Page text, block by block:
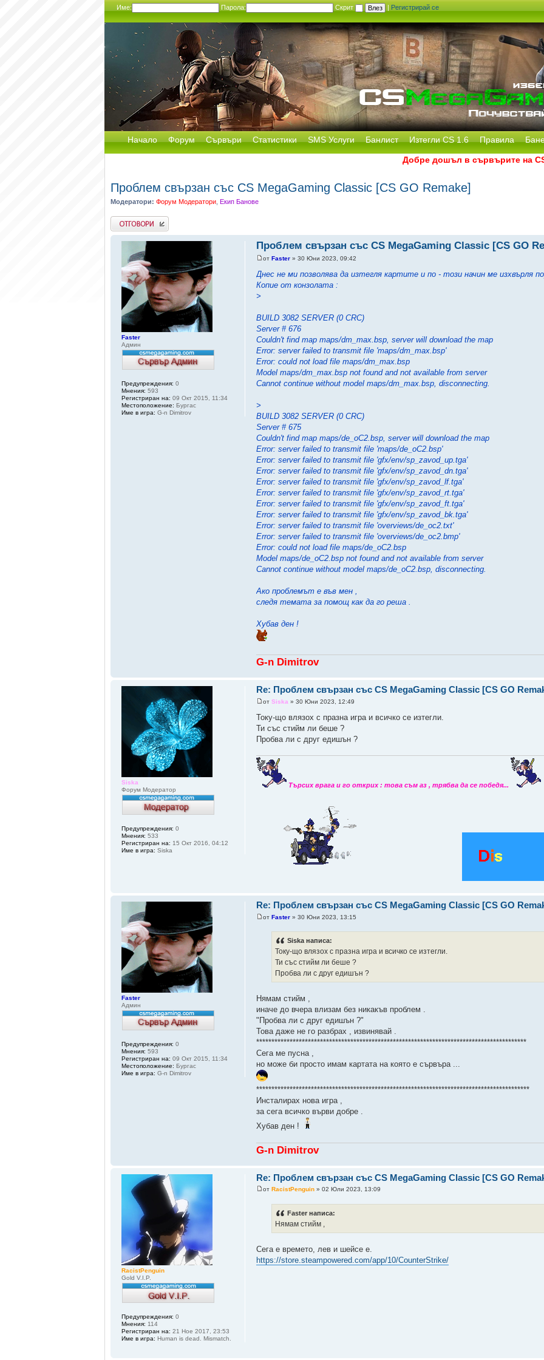
Име: Парола: Скрит | Регистрирай се
Начало Форум Сървъри Статистики SMS Услуги Банлист Изтегли CS 1.6 Правила
Добре дошъл в сървърите на CS
Проблем свързан със CS MegaGaming Classic [CS GO Remake]
Модератори: Форум Модератори Екип Банове
Добави отговор
Проблем свързан със CS MegaGaming Classic [CS GO
отFaster » 30 Юни 2023, 09:42
Днес не ми позволява да изтегля картите и по - този начин ме изхвърля
Копие от конзолата :
>
BUILD 3082 SERVER (0 CRC)
Server # 676
Couldn't find map maps/dm_max.bsp, server will download the map
Error: server failed to transmit file 'maps/dm_max.bsp'
Error: could not load file maps/dm_max.bsp
Model maps/dm_max.bsp not found and not available from server
Cannot continue without model maps/dm_max.bsp, disconnecting.
>
BUILD 3082 SERVER (0 CRC)
Server # 675
Couldn't find map maps/de_oC2.bsp, server will download the map
Error: server failed to transmit file 'maps/de_oC2.bsp'
Error: server failed to transmit file 'gfx/env/sp_zavod_up.tga'
Error: server failed to transmit file 'gfx/env/sp_zavod_dn.tga'
Error: server failed to transmit file 'gfx/env/sp_zavod_lf.tga'
Error: server failed to transmit file 'gfx/env/sp_zavod_rt.tga'
Error: server failed to transmit file 'gfx/env/sp_zavod_ft.tga'
Error: server failed to transmit file 'gfx/env/sp_zavod_bk.tga'
Error: server failed to transmit file 'overviews/de_oc2.txt'
Error: server failed to transmit file 'overviews/de_oc2.bmp'
Error: could not load file maps/de_oC2.bsp
Model maps/de_oC2.bsp not found and not available from server
Cannot continue without model maps/de_oC2.bsp, disconnecting.
Ако проблемът е във мен ,
следя темата за помощ как да го реша .
Хубав ден !
G-n Dimitrov
Faster
Админ
Предупреждения: 0
Мнения: 593
Регистриран на: 09 Окт 2015, 11:34
Местоположение: Бургас
Име в игра: G-n Dimitrov
Re: Проблем свързан със CS MegaGaming Classic [CS GO
отSiska » 30 Юни 2023, 12:49
Току-що влязох с празна игра и всичко се изтегли.
Ти със стийм ли беше ?
Пробва ли с друг едишън ?
Търсих врага и го открих : това съм аз , трябва да се победя...
Siska
Форум Модератор
Предупреждения: 0
Мнения: 533
Регистриран на: 15 Окт 2016, 04:12
Име в игра: Siska
Re: Проблем свързан със CS MegaGaming Classic [CS GO
отFaster » 30 Юни 2023, 13:15
Siska написа:
Току-що влязох с празна игра и всичко се изтегли.
Ти със стийм ли беше ?
Пробва ли с друг едишън ?
Нямам стийм ,
иначе до вчера влизам без никакъв проблем .
"Пробва ли с друг едишън ?"
Това даже не го разбрах , извинявай .
*****************************************************************************************
Сега ме пусна ,
но може би просто имам картата на която е сървъра ...
******************************************************************************************
Инсталирах нова игра ,
за сега всичко върви добре .
Хубав ден !
G-n Dimitrov
Faster
Админ
Предупреждения: 0
Мнения: 593
Регистриран на: 09 Окт 2015, 11:34
Местоположение: Бургас
Име в игра: G-n Dimitrov
Re: Проблем свързан със CS MegaGaming Classic [CS GO
отRacistPenguin » 02 Юли 2023, 13:09
Faster написа:
Нямам стийм ,
Сега е времето, лев и шейсе е.
https://store.steampowered.com/app/10/CounterStrike/
RacistPenguin
Gold V.I.P.
Предупреждения: 0
Мнения: 114
Регистриран на: 21 Ное 2017, 23:53
Име в игра: Human is dead. Mismatch.